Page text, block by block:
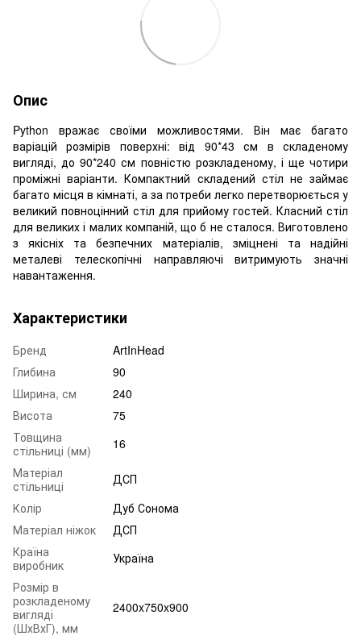
Опис
Python вражає своїми можливостями. Він має багато
варіацій розмірів поверхні: від 90*43 см в складеному
вигляді, до 90*240 см повністю розкладеному, і ще чотири
проміжні варіанти. Компактний складений стіл не займає
багато місця в кімнаті, а за потреби легко перетворюється у
великий повноцінний стіл для прийому гостей. Класний стіл
для великих і малих компаній, що б не сталося. Виготовлено
з якісніх та безпечних матеріалів, зміцнені та надійні
металеві телескопічні направляючі витримують значні
навантаження.
Характеристики
Бренд
ArtInHead
Глибина
90
Ширина, см
240
Висота
75
Товщина
стільниці (мм)
16
Матеріал
стільниці
ДСП
Колір
Дуб Сонома
Матеріал ніжок
ДСП
Країна
виробник
Україна
Розмір в
розкладеному
вигляді
(ШхВхГ), мм
2400x750x900